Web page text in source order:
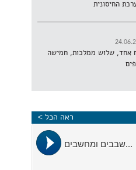
החיסונית
אחד, שלוש ממלכות, חמישה
ראה הכל >